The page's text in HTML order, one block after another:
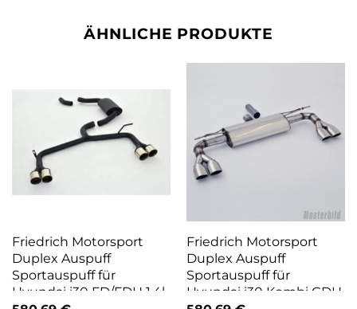
ÄHNLICHE PRODUKTE
Friedrich Motorsport
Duplex Auspuff
Sportauspuff für
Hyundai i30 FD/FDH 1.4l
Friedrich Motorsport
Duplex Auspuff
Sportauspuff für
Hyundai i30 Kombi GDH